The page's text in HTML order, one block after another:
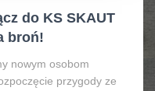
do KS SKAUT
broń!
nowym osobom
przygody ze